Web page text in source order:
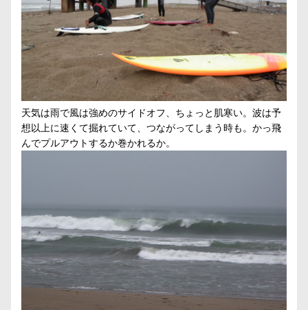
天気は雨で風は強めのサイドオフ、ちょっと肌寒い。波は予
想以上に速くて掘れていて、つながってしまう時も。かっ飛
んでプルアウトするか巻かれるか。